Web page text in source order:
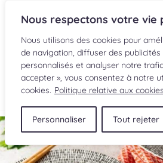
Nous respectons votre vie
Nous utilisons des cookies pour
de navigation, diffuser des
personnalisés et analyser notre
accepter », vous consentez à notre
cookies. Politique relative aux cookies
Personnaliser Tout rejeter
EN
RECETTES